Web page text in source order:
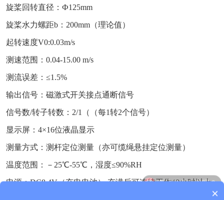
旋桨回转直径：Ф125mm
旋桨水力螺距b：200mm（理论值）
起转速度V0:0.03m/s
测速范围：0.04-15.00 m/s
测流误差：≤1.5%
输出信号：磁激式开关接点通断信号
信号数/转子转数：2/1（（每1转2个信号）
显示屏：4×16位液晶显示
测量方式：测杆定位测量（亦可缆绳悬挂定位测量）
温度范围：－25℃-55℃，湿度≤90%RH
电源：DC8.4V（充电电池）,充满后可连续工作40小时以上
产品包含安装吗？
质保时间是多久？
×